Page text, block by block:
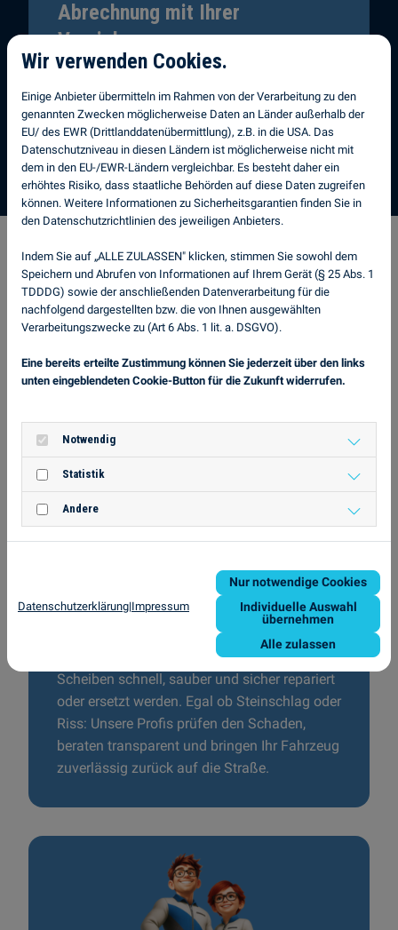
Abrechnung mit Ihrer
Versicherung
Wir übernehmen die gesamte Abwicklung mit
Ihrer Kaskoversicherung, damit Sie sich um
nichts kümmern müssen.
Über Autoglas Doctor
Paderborn
Unsere Autoglas-Werkstatt sorgt dafür, dass
Scheiben schnell, sauber und sicher repariert
oder ersetzt werden. Egal ob Steinschlag oder
Riss: Unsere Profis prüfen den Schaden,
beraten transparent und bringen Ihr Fahrzeug
zuverlässig zurück auf die Straße.
Wir verwenden Cookies.
Einige Anbieter übermitteln im Rahmen von der Verarbeitung zu den
genannten Zwecken möglicherweise Daten an Länder außerhalb der
EU/ des EWR (Drittlanddatenübermittlung), z.B. in die USA. Das
Datenschutzniveau in diesen Ländern ist möglicherweise nicht mit
dem in den EU-/EWR-Ländern vergleichbar. Es besteht daher ein
erhöhtes Risiko, dass staatliche Behörden auf diese Daten zugreifen
können. Weitere Informationen zu Sicherheitsgarantien finden Sie in
den Datenschutzrichtlinien des jeweiligen Anbieters.
Indem Sie auf „ALLE ZULASSEN" klicken, stimmen Sie sowohl dem
Speichern und Abrufen von Informationen auf Ihrem Gerät (§ 25 Abs. 1
TDDDG) sowie der anschließenden Datenverarbeitung für die
nachfolgend dargestellten bzw. die von Ihnen ausgewählten
Verarbeitungszwecke zu (Art 6 Abs. 1 lit. a. DSGVO).
Eine bereits erteilte Zustimmung können Sie jederzeit über den links
unten eingeblendeten Cookie-Button für die Zukunft widerrufen.
Notwendig
Statistik
Andere
Datenschutzerklärung|Impressum
Nur notwendige Cookies
Individuelle Auswahl
übernehmen
Alle zulassen